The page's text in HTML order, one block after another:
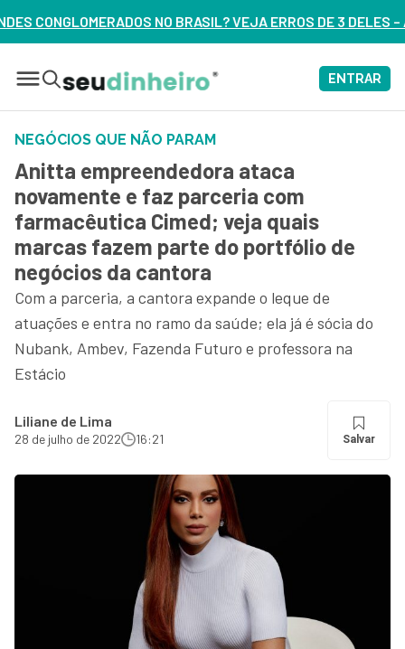
BRASIL? VEJA ERROS DE 3 DELES – ASSISTA AGORA
ENTRAR
NEGÓCIOS QUE NÃO PARAM
Anitta empreendedora ataca
novamente e faz parceria com
farmacêutica Cimed; veja quais
marcas fazem parte do portfólio de
negócios da cantora
Com a parceria, a cantora expande o leque de
atuações e entra no ramo da saúde; ela já é sócia do
Nubank, Ambev, Fazenda Futuro e professora na
Estácio
Liliane de Lima
28 de julho de 2022 16:21 Salvar